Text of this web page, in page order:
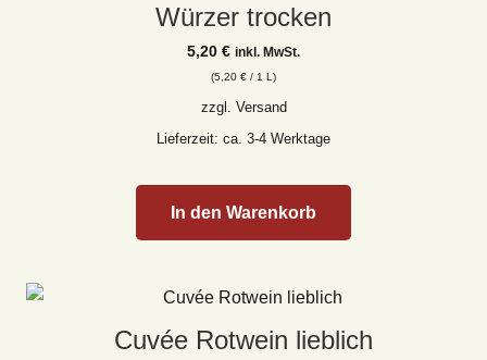
Würzer trocken
5,20 € inkl. MwSt.
(5,20 € / 1 L)
zzgl. Versand
Lieferzeit: ca. 3-4 Werktage
In den Warenkorb
Cuvée Rotwein lieblich